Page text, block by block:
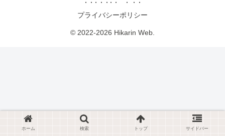
プライバシーポリシー
© 2022-2026 Hikarin Web.
ホーム 検索 トップ サイドバー